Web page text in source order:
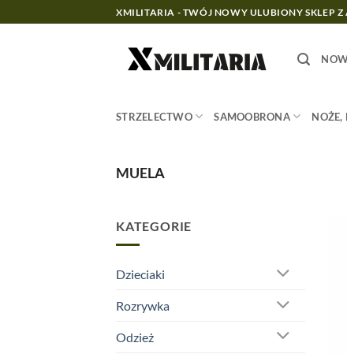
do
XMILITARIA - TWÓJ NOWY ULUBIONY SKLEP
STRZELECTWO SAMOOBRONA NOŻE,
MUELA
KATEGORIE
Dzieciaki
Rozrywka
Odzież